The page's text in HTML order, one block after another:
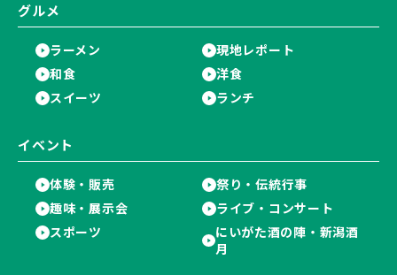
グルメ
ラーメン
現地レポート
和食
洋食
スイーツ
ランチ
イベント
体験・販売
祭り・伝統行事
趣味・展示会
ライブ・コンサート
スポーツ
にいがた酒の陣・新潟酒
月